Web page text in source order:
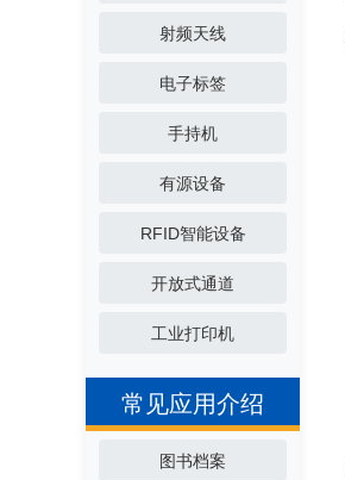
射频天线
电子标签
手持机
有源设备
RFID智能设备
开放式通道
工业打印机
常见应用介绍
图书档案